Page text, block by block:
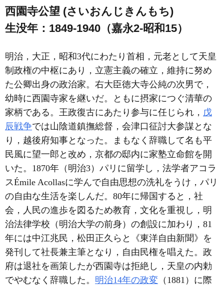
西園寺公望 (さいおんじきんもち)
生没年：1849-1940（嘉永2-昭和15）
明治，大正，昭和3代にわたり首相，元老として天皇
制政権の中枢にあり，立憲主義の確立，維持に努め
た公卿出身の政治家。右大臣徳大寺公純の次男で，
幼時に西園寺家を継いだ。ともに摂家につぐ清華の
家柄である。王政復古にあたり参与に任じられ， 戊
辰戦争では山陰道鎮撫総督，会津口征討大参謀とな
り，越後府知事となった。まもなく辞職して名も平
民風に望一郎と改め，京都の邸内に家塾立命館を開
いた。1870年（明治3）パリに留学し，法学者アコラ
スÉmile Acollasに学んで自由思想の洗礼をうけ，パリ
の自由な生活を楽しんだ。80年に帰国すると，社
会，人民の進歩を図るため教育，文化を重視し，明
治法律学校（明治大学の前身）の創設に加わり，81
年には中江兆民，松田正久らと《東洋自由新聞》を
発刊して社長兼主筆となり，自由民権を唱えた。政
府は退社を画策したが西園寺は拒絶し，天皇の内勅
でやむなく辞職した。 明治14年の政変 （1881）に際